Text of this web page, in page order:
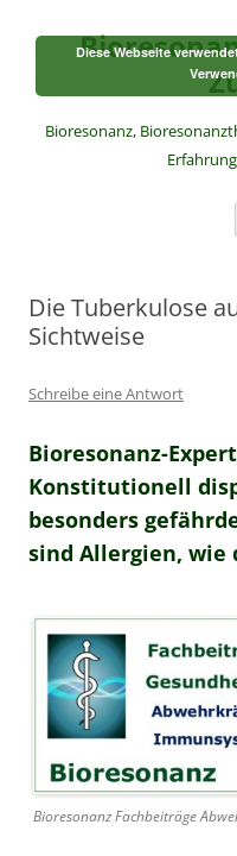
springen
Bioresonanz,
Die Tuberkulose
Sichtweise
Schreibe eine Antwort
Bioresonanz-
Konstitutionell
besonders
sind Allergien, wie
Bioresonanz Fachbeiträge
Diese Webseite